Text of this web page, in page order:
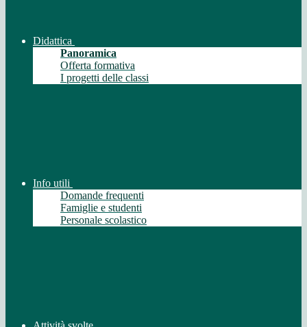
Didattica
Panoramica
Offerta formativa
I progetti delle classi
Info utili
Domande frequenti
Famiglie e studenti
Personale scolastico